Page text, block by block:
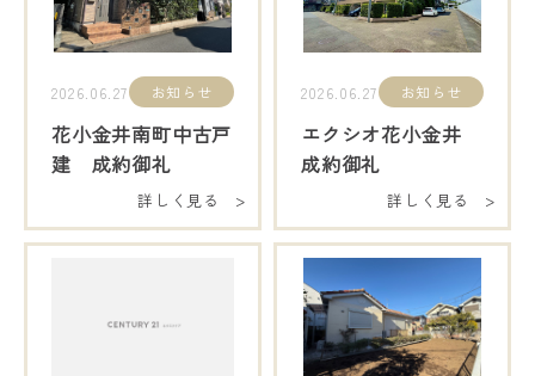
お知らせ
2026.06.27
花小金井南町中古戸
建 成約御礼
詳しく見る >
お知らせ
2026.06.27
エクシオ花小金井
成約御礼
詳しく見る >